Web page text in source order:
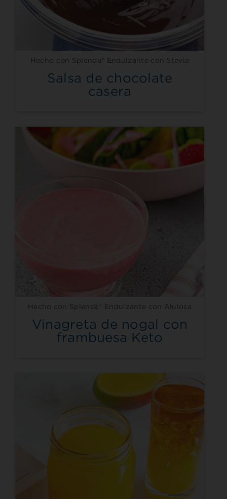
Hecho con Splenda® Endulzante con Stevia
Salsa de chocolate
casera
Hecho con Splenda® Endulzante con Alulosa
Vinagreta de nogal con
frambuesa Keto